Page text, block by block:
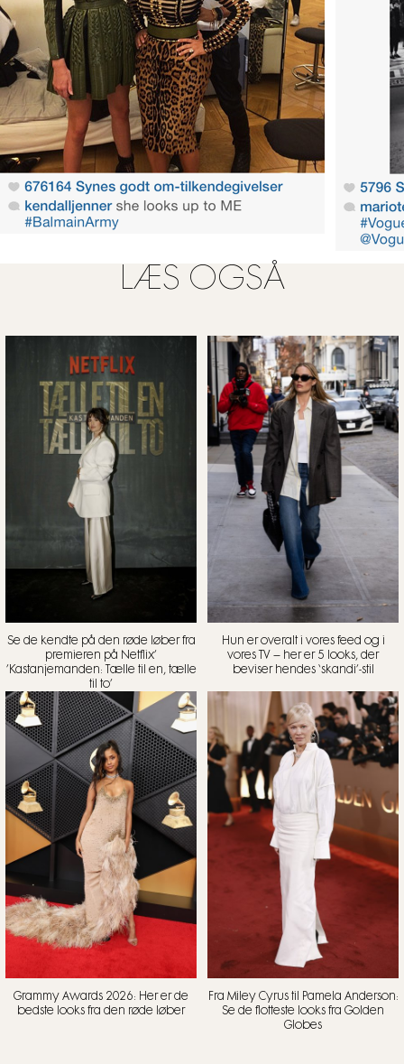
LÆS OGSÅ
Se de kendte på den røde løber fra
premieren på Netflix’
’Kastanjemanden: Tælle til en, tælle
til to’
Hun er overalt i vores feed og i
vores TV – her er 5 looks, der
beviser hendes ‘skandi’-stil
Grammy Awards 2026: Her er de
bedste looks fra den røde løber
Fra Miley Cyrus til Pamela Anderson:
Se de flotteste looks fra Golden
Globes